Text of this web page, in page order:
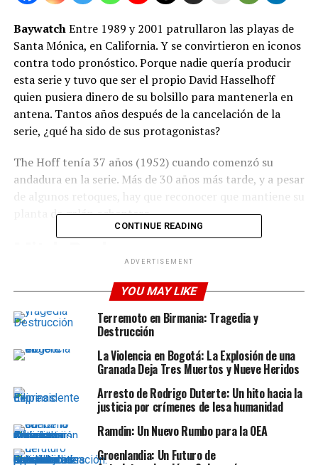
BaywatchEntre 1989 y 2001 patrullaron las playas de
Santa Mónica, en California. Y se convirtieron en iconos
contra todo pronóstico. Porque nadie quería producir
esta serie y tuvo que ser el propio David Hasselhoff
quien pusiera dinero de su bolsillo para mantenerla en
antena. Tantos años después de la cancelación de la
serie, ¿qué ha sido de sus protagonistas?
The Hoff tenía 37 años (1952) cuando comenzó su
andadura en la serie. Más de 30 años más tarde, y a pesar
de algunos retoques, hay que reconocer que mantiene su
planta de galán ochentero.
Venía de ser Michael Knight en ‘El Coche Fantástico / El
auto increíble / El auto fantástico / Knight Rider’ y era
toda una estrella mundial. Apostó por ‘Los Vigilantes de
la Playa / Guardianes de la Bahía / Baywatch’ pero la
primera temporada funcionó sólo a medias en lo que a
audiencia se refiere . Cuando la NBC le dijo que la
productor ejecutivo la convirtió en el referente
televisivo. De paso, convirtió a su Mitch Buchannon en
leyenda playera.
CONTINUE READING
ADVERTISEMENT
YOU MAY LIKE
Terremoto en Birmania: Tragedia y
Destrucción
La Violencia en Bogotá: La Explosión de una
Granada Deja Tres Muertos y Nueve Heridos
Arresto de Rodrigo Duterte: Un hito hacia la
justicia por crímenes de lesa humanidad
Ramdin: Un Nuevo Rumbo para la OEA
Groenlandia: Un Futuro de